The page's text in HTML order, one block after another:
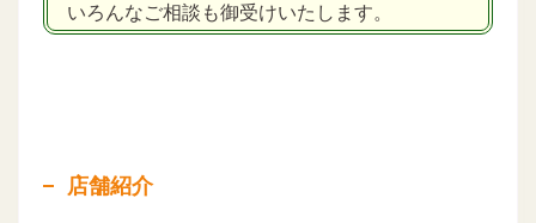
いろんなご相談も御受けいたします。
店舗紹介